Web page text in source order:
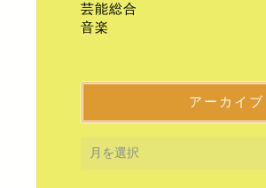
芸能総合
音楽
アーカイブ